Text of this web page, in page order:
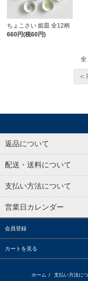
ちょこさい 姫皿 全12柄
660円(税60円)
全
<
返品について
配送・送料について
支払い方法について
営業日カレンダー
会員登録
カートを見る
ホーム / 支払い方法に